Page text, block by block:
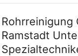
Rohrreinigung
Ramstadt